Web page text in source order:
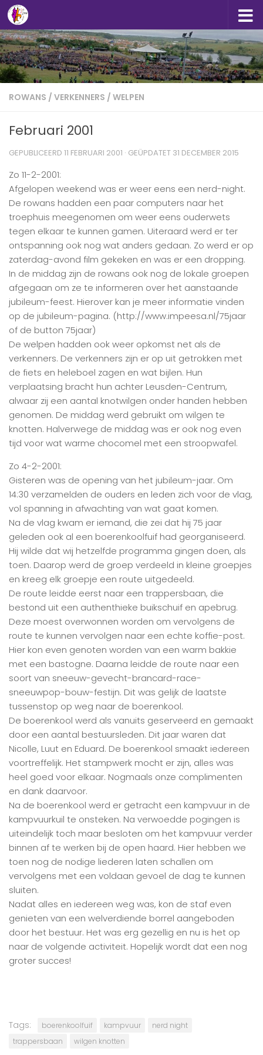
Doorgaan naar inhoud
ROWANS / VERKENNERS / WELPEN
Februari 2001
GEPUBLICEERD 11 FEBRUARI 2001 · GEÜPDATET 31 DECEMBER 2015
Zo 11-2-2001:
Afgelopen weekend was er weer eens een nerd-night.
De rowans hadden een paar computers naar het
troephuis meegenomen om weer eens ouderwets
tegen elkaar te kunnen gamen. Uiteraard werd er ter
ontspanning ook nog wat anders gedaan. Zo werd er op
zaterdag-avond film gekeken en was er een dropping.
In de middag zijn de rowans ook nog de lokale groepen
afgegaan om ze te informeren over het aanstaande
jubileum-feest. Hierover kan je meer informatie vinden
op de jubileum-pagina. (http://www.impeesa.nl/75jaar
of de button 75jaar)
De welpen hadden ook weer opkomst net als de
verkenners. De verkenners zijn er op uit getrokken met
de fiets en heleboel zagen en wat bijlen. Hun
verplaatsing bracht hun achter Leusden-Centrum,
alwaar zij een aantal knotwilgen onder handen hebben
genomen. De middag werd gebruikt om wilgen te
knotten. Halverwege de middag was er ook nog even
tijd voor wat warme chocomel met een stroopwafel.
Zo 4-2-2001:
Gisteren was de opening van het jubileum-jaar. Om
14:30 verzamelden de ouders en leden zich voor de vlag,
vol spanning in afwachting van wat gaat komen.
Na de vlag kwam er iemand, die zei dat hij 75 jaar
geleden ook al een boerenkoolfuif had georganiseerd.
Hij wilde dat wij hetzelfde programma gingen doen, als
toen. Daarop werd de groep verdeeld in kleine groepjes
en kreeg elk groepje een route uitgedeeld.
De route leidde eerst naar een trappersbaan, die
bestond uit een authenthieke buikschuif en apebrug.
Deze moest overwonnen worden om vervolgens de
route te kunnen vervolgen naar een echte koffie-post.
Hier kon even genoten worden van een warm bakkie
met een bastogne. Daarna leidde de route naar een
soort van sneeuw-gevecht-brancard-race-
sneeuwpop-bouw-festijn. Dit was gelijk de laatste
tussenstop op weg naar de boerenkool.
De boerenkool werd als vanuits geserveerd en gemaakt
door een aantal bestuursleden. Dit jaar waren dat
Nicolle, Luut en Eduard. De boerenkool smaakt iedereen
voortreffelijk. Het stampwerk mocht er zijn, alles was
heel goed voor elkaar. Nogmaals onze complimenten
en dank daarvoor.
Na de boerenkool werd er getracht een kampvuur in de
kampvuurkuil te onsteken. Na verwoedde pogingen is
uiteindelijk toch maar besloten om het kampvuur verder
binnen af te werken bij de open haard. Hier hebben we
toen nog de nodige liederen laten schallen om
vervolgens met een voldaan gevoel de dag te kunnen
sluiten.
Nadat alles en iedereen weg was, kon de staf even
genieten van een welverdiende borrel aangeboden
door het bestuur. Het was erg gezellig en nu is het op
naar de volgende activiteit. Hopelijk wordt dat een nog
groter succes!
Tags: boerenkoolfuif kampvuur
nerd night
trappersbaan
wilgen knotten